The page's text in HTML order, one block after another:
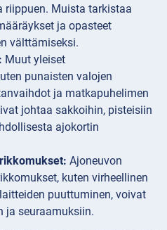
riippuen. Muista tarkistaa
ja opasteet
välttämiseksi.
Muut yleiset
punaisten valojen
ja matkapuhelimen
johtaa sakkoihin, pisteisiin
ajokortin
Ajoneuvon
kuten virheellinen
puuttuminen, voivat
ja seuraamuksiin.